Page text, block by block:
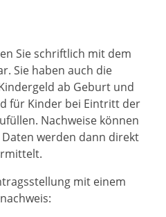
Sie schriftlich mit dem
Sie haben auch die
ab Geburt und
für Kinder bei Eintritt der
Nachweise können
werden dann direkt
mit einem